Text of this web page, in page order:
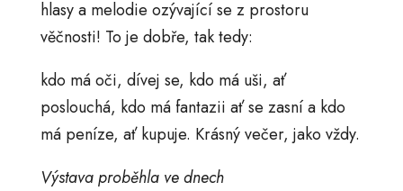
hlasy a melodie ozývající se z prostoru
věčnosti! To je dobře, tak tedy:
kdo má oči, dívej se, kdo má uši, ať
poslouchá, kdo má fantazii ať se zasní a kdo
má peníze, ať kupuje. Krásný večer, jako vždy.
Výstava proběhla ve dnech